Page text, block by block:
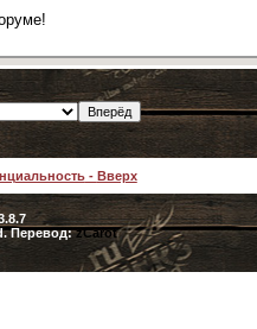
- Вверх
Перевод:zCarot